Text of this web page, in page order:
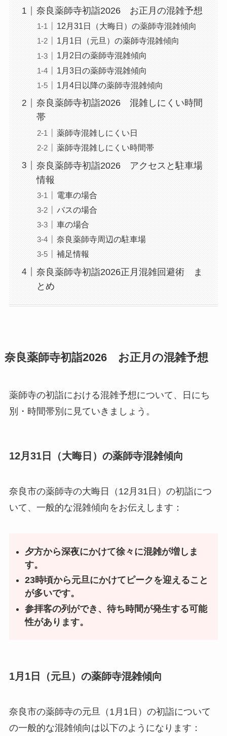
奈良薬師寺初詣2026 お正月の混雑予想
12月31日（大晦日）の薬師寺混雑傾向
1月1日（元旦）の薬師寺混雑傾向
1月2日の薬師寺混雑傾向
1月3日の薬師寺混雑傾向
1月4日以降の薬師寺混雑傾向
奈良薬師寺初詣2026 混雑しにくい時間
帯
薬師寺混雑しにくい日
薬師寺混雑しにくい時間帯
奈良薬師寺初詣2026 アクセスと駐車場
情報
電車の場合
バスの場合
車の場合
奈良薬師寺周辺の駐車場
補足情報
奈良薬師寺初詣2026正月混雑回避術 ま
とめ
奈良薬師寺初詣2026 お正月の混雑予想
薬師寺の初詣における混雑予想について、日にち
別・時間帯別に見ていきましょう。
12月31日（大晦日）の薬師寺混雑傾向
奈良市の薬師寺の大晦日（12月31日）の初詣につ
いて、一般的な混雑傾向をお伝えします：
夕方から深夜にかけて徐々に混雑が増しま
す。
23時頃から元旦にかけてピークを迎えること
が多いです。
参拝客の列ができ、待ち時間が発生する可能
性があります。
1月1日（元旦）の薬師寺混雑傾向
奈良市の薬師寺の元旦（1月1日）の初詣について
の一般的な混雑傾向は以下のようになります：